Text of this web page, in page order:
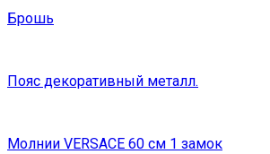
Брошь
Пояс декоративный металл.
Молнии VERSACE 60 см 1 замок